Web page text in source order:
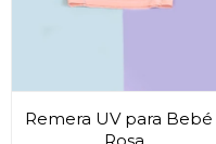
Remera UV para Bebé
Rosa